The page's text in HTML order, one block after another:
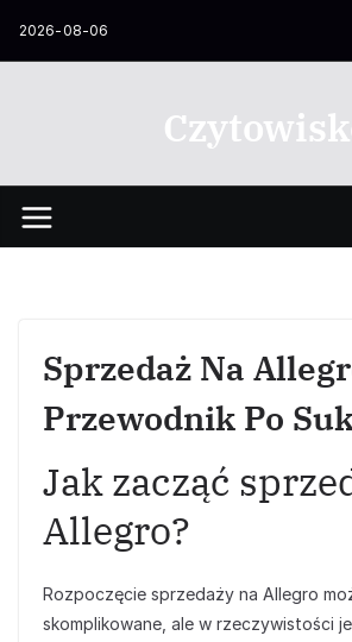
2026-08-06
Sprzedaż Na
Przewodnik Po
Jak zacząć
Allegro?
Rozpoczęcie sprzedaży na Allegro
skomplikowane, ale w rzeczywistości